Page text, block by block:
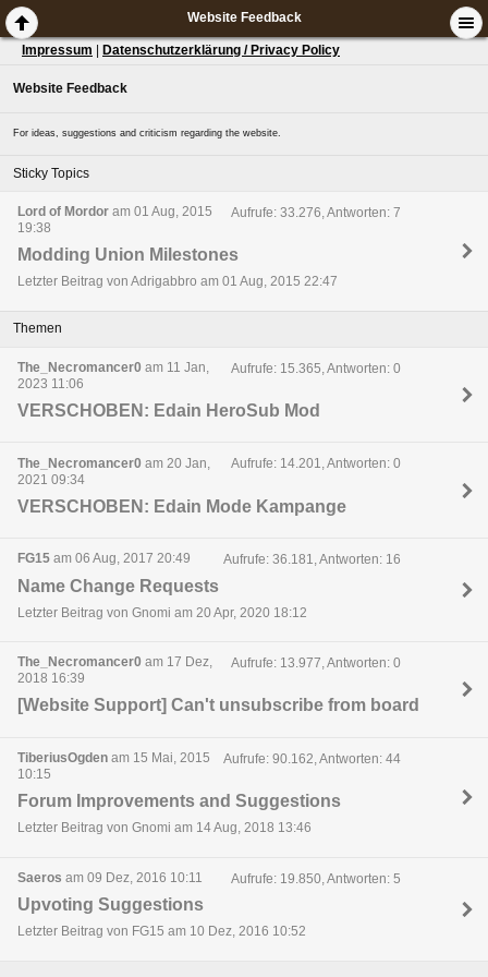
Website Feedback
Impressum Datenschutzerklärung / Privacy Policy
Website Feedback
For ideas, suggestions and criticism regarding the website.
Sticky Topics
Lord of Mordor am 01 Aug, 2015
19:38
Aufrufe: 33.276, Antworten: 7
Modding Union Milestones
Letzter Beitrag von Adrigabbro am 01 Aug, 2015 22:47
Themen
The_Necromancer0 am 11 Jan,
2023 11:06
Aufrufe: 15.365, Antworten: 0
VERSCHOBEN: Edain HeroSub Mod
The_Necromancer0 am 20 Jan,
2021 09:34
Aufrufe: 14.201, Antworten: 0
VERSCHOBEN: Edain Mode Kampange
FG15 am 06 Aug, 2017 20:49 Aufrufe: 36.181, Antworten: 16
Name Change Requests
Letzter Beitrag von Gnomi am 20 Apr, 2020 18:12
The_Necromancer0 am 17 Dez,
2018 16:39
Aufrufe: 13.977, Antworten: 0
[Website Support] Can't unsubscribe from board
TiberiusOgden am 15 Mai, 2015
10:15
Aufrufe: 90.162, Antworten: 44
Forum Improvements and Suggestions
Letzter Beitrag von Gnomi am 14 Aug, 2018 13:46
Saeros am 09 Dez, 2016 10:11 Aufrufe: 19.850, Antworten: 5
Upvoting Suggestions
Letzter Beitrag von FG15 am 10 Dez, 2016 10:52